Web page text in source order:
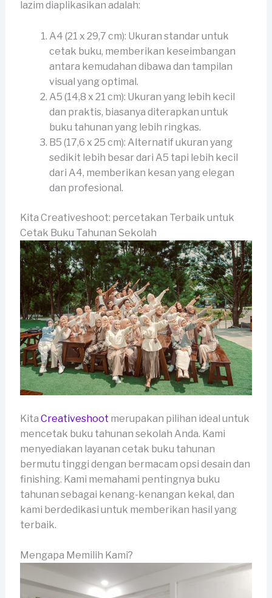
lazim diaplikasikan adalah:
A4 (21 x 29,7 cm): Ukuran standar untuk
cetak buku, memberikan keseimbangan
antara kemudahan dibawa dan tampilan
visual yang optimal.
A5 (14,8 x 21 cm): Ukuran yang lebih kecil
dan praktis, biasanya diterapkan untuk
buku tahunan yang lebih ringkas.
B5 (17,6 x 25 cm): Alternatif ukuran yang
sedikit lebih besar dari A5 tapi lebih kecil
dari A4, memberikan kesan yang elegan
dan profesional.
Kita Creativeshoot: percetakan Terbaik untuk
Cetak Buku Tahunan Sekolah
Kita Creativeshoot merupakan pilihan ideal untuk
mencetak buku tahunan sekolah Anda. Kami
menyediakan layanan cetak buku tahunan
bermutu tinggi dengan bermacam opsi desain dan
finishing. Kami memahami pentingnya buku
tahunan sebagai kenang-kenangan kekal, dan
kami berdedikasi untuk memberikan hasil yang
terbaik.
Mengapa Memilih Kami?